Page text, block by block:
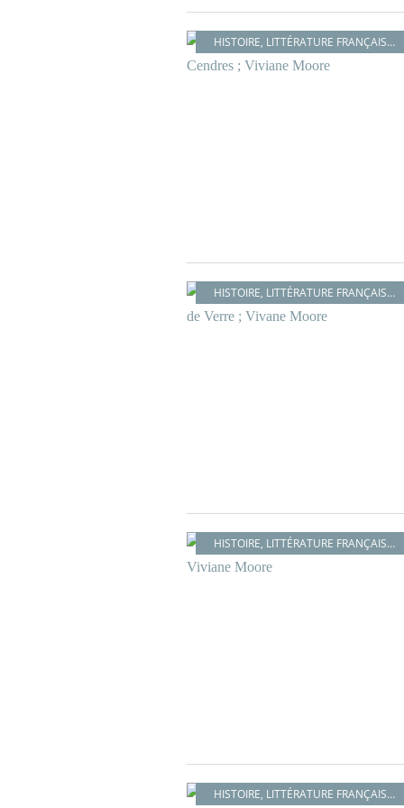
HISTOIRE, LITTÉRATURE FRANÇAISE ,
HISTOIRE, LITTÉRATURE FRANÇAISE ,
HISTOIRE, LITTÉRATURE FRANÇAISE ,
HISTOIRE, LITTÉRATURE FRANÇAISE ,